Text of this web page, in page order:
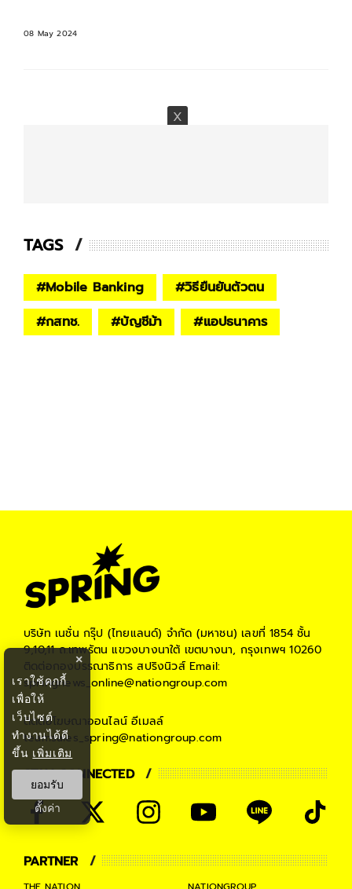
08 May 2024
TAGS
#Mobile Banking #วิธียืนยันตัวตน
#กสทช. #บัญชีม้า #แอปธนาคาร
บริษัท เนชั่น กรุ๊ป (ไทยแลนด์) จำกัด (มหาชน) เลขที่ 1854 ชั้น
9,10,11 ถ.เทพรัตน แขวงบางนาใต้ เขตบางนา, กรุงเทพฯ 10260
ติดต่อกองบรรณาธิการ สปริงนิวส์Email:
springnews_online@nationgroup.com
ติดต่อโฆษณาออนไลน์ อีเมลล์
teamsales_spring@nationgroup.com
STAY CONNECTED
PARTNER
×
เราใช้คุกกี้
เพื่อให้
เว็บไซต์
ทำงานได้ดี
ขึ้น เพิ่มเติม
ยอมรับ
ตั้งค่า